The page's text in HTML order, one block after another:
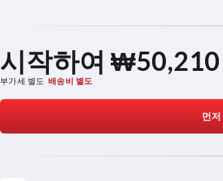
시작하여₩50,210
부가세 별도 배송비 별도
먼